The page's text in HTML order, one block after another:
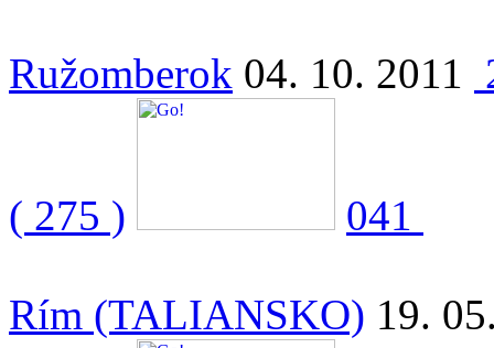
Ružomberok 04. 10. 2011
( 275 ) 041
Rím (TALIANSKO) 19.